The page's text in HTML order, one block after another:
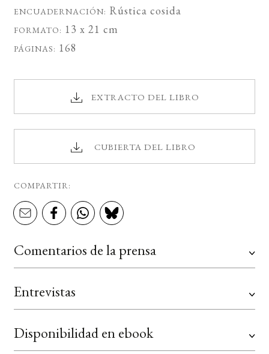
ENCUADERNACIÓN: Rústica cosida
FORMATO: 13 x 21 cm
PÁGINAS: 168
EXTRACTO DEL LIBRO
CUBIERTA DEL LIBRO
COMPARTIR:
Comentarios de la prensa
Entrevistas
Disponibilidad en ebook